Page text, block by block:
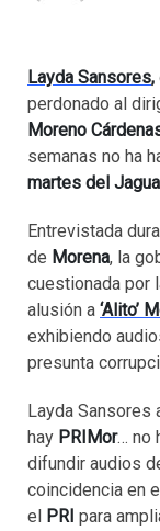
Layda Sansores,
perdonado al
Moreno
semanas no ha
martes del
Entrevistada
de Morena, la
cuestionada por
alusión a ‘Alito’
exhibiendo
presunta
Layda Sansores
hay PRIMor… no
difundir audios
coincidencia en
el
PRI para